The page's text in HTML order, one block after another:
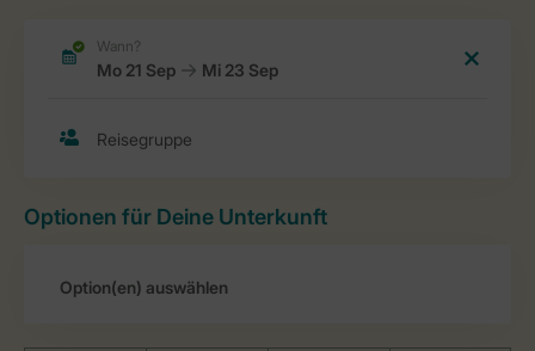
Optionen für Deine Unterkunft